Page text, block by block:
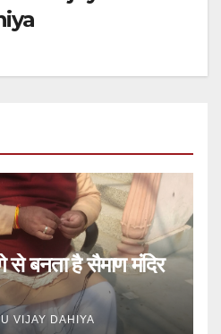
से बनता है सैमाण मंदिर
VIJAY DAHIYA